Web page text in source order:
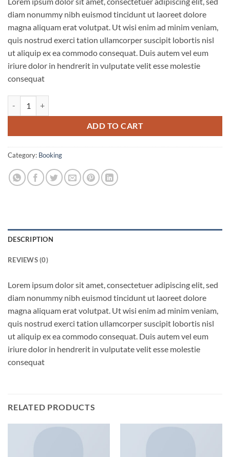
diam nonummy nibh euismod tincidunt ut laoreet dolore
magna aliquam erat volutpat. Ut wisi enim ad minim veniam,
quis nostrud exerci tation ullamcorper suscipit lobortis nisl
ut aliquip ex ea commodo consequat. Duis autem vel eum
iriure dolor in hendrerit in vulputate velit esse molestie
consequat
ADD TO CART
Category: Booking
DESCRIPTION
REVIEWS (0)
Lorem ipsum dolor sit amet, consectetuer adipiscing elit, sed
diam nonummy nibh euismod tincidunt ut laoreet dolore
magna aliquam erat volutpat. Ut wisi enim ad minim veniam,
quis nostrud exerci tation ullamcorper suscipit lobortis nisl
ut aliquip ex ea commodo consequat. Duis autem vel eum
iriure dolor in hendrerit in vulputate velit esse molestie
consequat
RELATED PRODUCTS